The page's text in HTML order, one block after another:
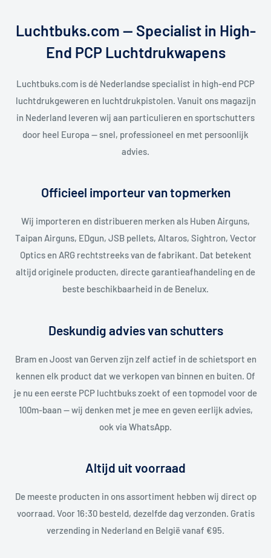
Luchtbuks.com — Specialist in High-
End PCP Luchtdrukwapens
Luchtbuks.com is dé Nederlandse specialist in high-end PCP
luchtdrukgeweren en luchtdrukpistolen. Vanuit ons magazijn
in Nederland leveren wij aan particulieren en sportschutters
door heel Europa — snel, professioneel en met persoonlijk
advies.
Officieel importeur van topmerken
Wij importeren en distribueren merken als Huben Airguns,
Taipan Airguns, EDgun, JSB pellets, Altaros, Sightron, Vector
Optics en ARG rechtstreeks van de fabrikant. Dat betekent
altijd originele producten, directe garantieafhandeling en de
beste beschikbaarheid in de Benelux.
Deskundig advies van schutters
Bram en Joost van Gerven zijn zelf actief in de schietsport en
kennen elk product dat we verkopen van binnen en buiten. Of
je nu een eerste PCP luchtbuks zoekt of een topmodel voor de
100m-baan — wij denken met je mee en geven eerlijk advies,
ook via WhatsApp.
Altijd uit voorraad
De meeste producten in ons assortiment hebben wij direct op
voorraad. Voor 16:30 besteld, dezelfde dag verzonden. Gratis
verzending in Nederland en België vanaf €95.